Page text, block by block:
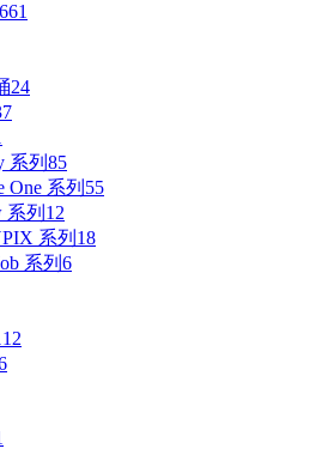
661
24
系列 85
One 系列 55
系列 12
系列 18
系列 6